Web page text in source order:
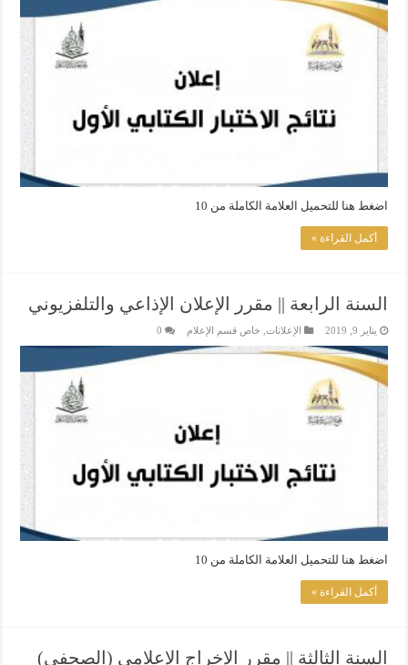
اضغط هنا للتحميل العلامة الكاملة من 10
أكمل القراءة »
السنة الرابعة || مقرر الإعلان الإذاعي والتلفزيوني
يناير 9, 2019 الإعلانات خاص قسم الإعلام 0
اضغط هنا للتحميل العلامة الكاملة من 10
أكمل القراءة »
السنة الثالثة || مقرر الإخراج الإعلامي (الصحفي)